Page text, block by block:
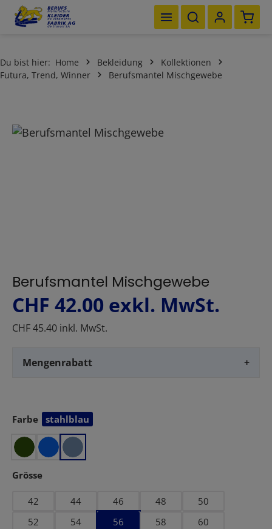
Zum Hauptinhalt springen
Du bist hier: Home Bekleidung
Kollektionen
Futura, Trend, Winner
Berufsmantel Mischgewebe
Bildergalerie überspringen
Berufsmantel Mischgewebe
CHF 42.00 exkl. MwSt.
CHF 45.40 inkl. MwSt.
Mengenrabatt +
Farbe
auswählenstahlblau
Grösse
42 44 46 48
50
52
54 56 58 60